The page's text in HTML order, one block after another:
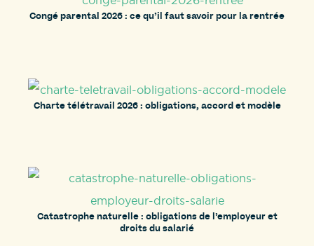
Congé parental 2026 : ce qu’il faut savoir pour la rentrée
Charte télétravail 2026 : obligations, accord et modèle
Catastrophe naturelle : obligations de l’employeur et
droits du salarié